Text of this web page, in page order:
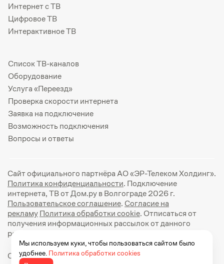
Интернет с ТВ
Цифровое ТВ
Интерактивное ТВ
Список ТВ-каналов
Оборудование
Услуга «Переезд»
Проверка скорости интернета
Заявка на подключение
Возможность подключения
Вопросы и ответы
Сайт официального партнёра АО «ЭР-Телеком Холдинг».
Политика конфиденциальности. Подключение
интернета, ТВ от Дом.ру в Волгограде 2026 г.
Пользовательское соглашение. Согласие на
рекламуПолитика обработки cookie. Отписаться от
получения информационных рассылок от данного
ресурса можно на
Официальный сайт Дом.ру: https://dom.ru
Мы используем куки, чтобы пользоваться сайтом было
удобнее. Политика обработки cookies